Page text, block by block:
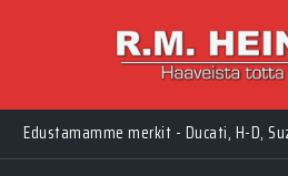
Edustamamme merkit - Ducati, H-D,